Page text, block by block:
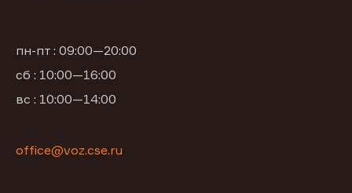
пн-пт : 09:00—20:00
сб : 10:00—16:00
вс : 10:00—14:00
office@voz.cse.ru